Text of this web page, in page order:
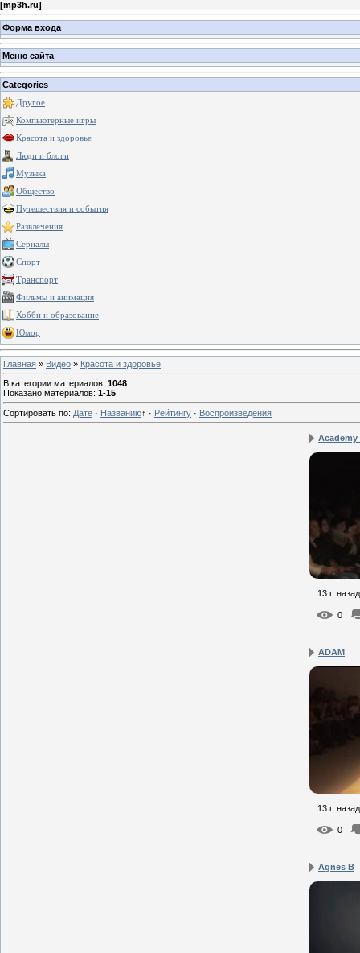
[mp3h.ru]
Форма входа
Меню сайта
Categories
Другое
Компьютерные игры
Красота и здоровье
Люди и блоги
Музыка
Общество
Путешествия и события
Развлечения
Сериалы
Спорт
Транспорт
Фильмы и анимация
Хобби и образование
Юмор
Главная » Видео » Красота и здоровье
В категории материалов: 1048
Показано материалов: 1-15
Сортировать по: Дате · Названию↑ · Рейтингу · Воспроизведения
13 г. назад
0
ADAM
13 г. назад
0
Agnes B